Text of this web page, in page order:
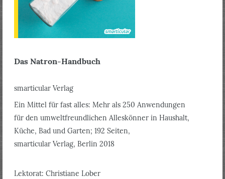
Das Natron-Handbuch
smarticular Verlag
Ein Mittel für fast alles: Mehr als 250 Anwendungen
für den umweltfreundlichen Alleskönner in Haushalt,
Küche, Bad und Garten; 192 Seiten,
smarticular Verlag, Berlin 2018
Lektorat: Christiane Lober